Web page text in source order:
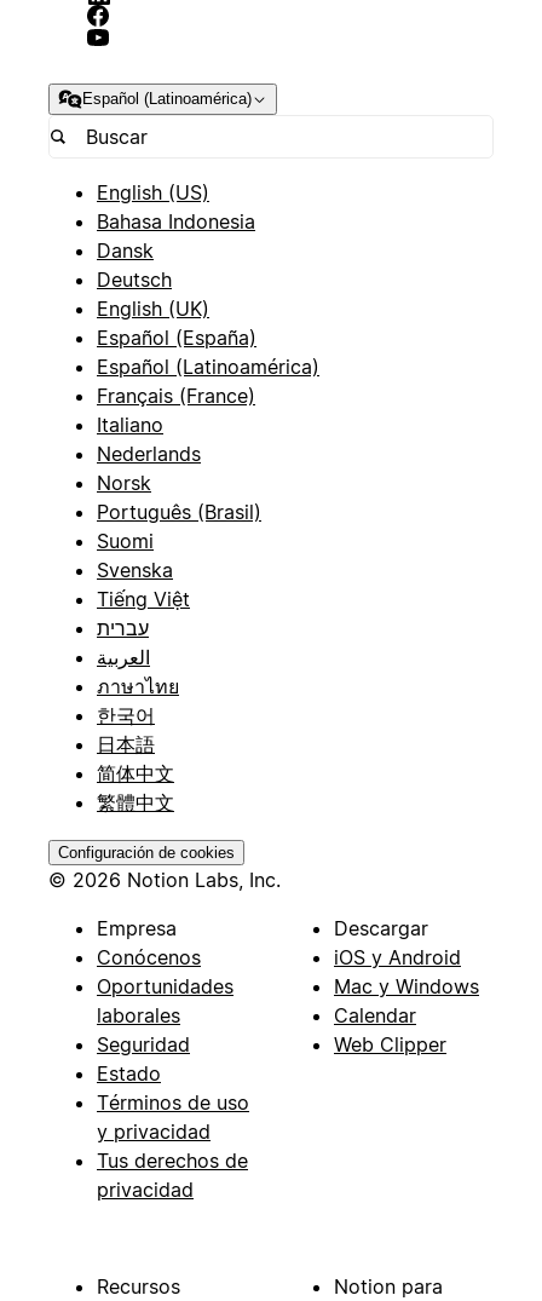
Español (Latinoamérica)
English (US)
Bahasa Indonesia
Dansk
Deutsch
English (UK)
Español (España)
Español (Latinoamérica)
Français (France)
Italiano
Nederlands
Norsk
Português (Brasil)
Suomi
Svenska
Tiếng Việt
עברית
العربية
ภาษาไทย
한국어
日本語
简体中文
繁體中文
Configuración de cookies
© 2026 Notion Labs, Inc.
Empresa
Conócenos
Oportunidades
laborales
Seguridad
Estado
Términos de uso
y privacidad
Tus derechos de
privacidad
Descargar
iOS y Android
Mac y Windows
Calendar
Web Clipper
Recursos Notion para